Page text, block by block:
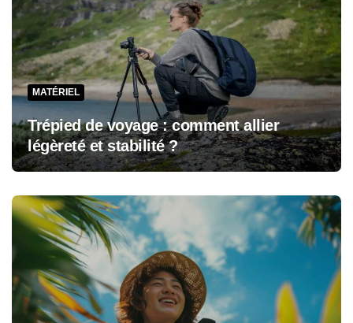
MATÉRIEL
Trépied de voyage : comment allier
légèreté et stabilité ?